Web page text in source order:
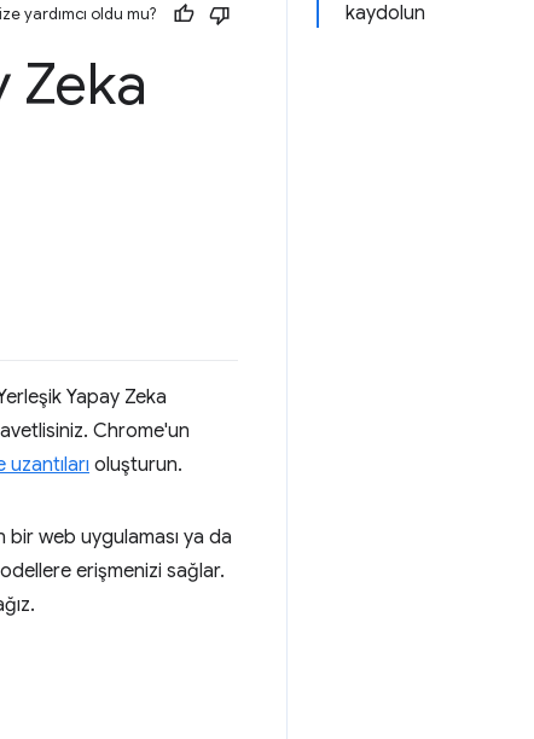
kaydolun
yardımcı oldu mu?
Zeka
Yapay Zeka
Chrome'un
oluşturun.
bir web uygulaması ya da
erişmenizi sağlar.